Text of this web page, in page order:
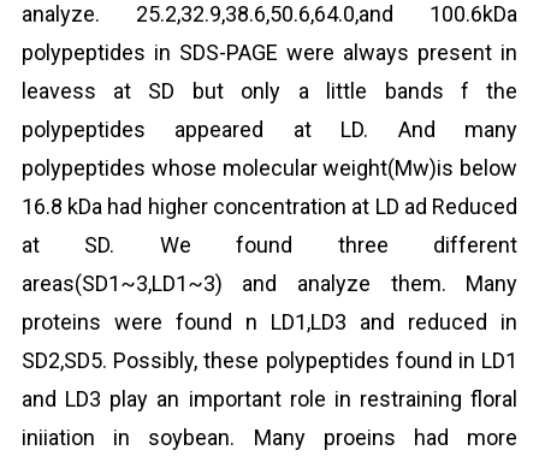
analyze. 25.2,32.9,38.6,50.6,64.0,and 100.6kDa
polypeptides in SDS-PAGE were always present in
leavess at SD but only a little bands f the
polypeptides appeared at LD. And many
polypeptides whose molecular weight(Mw)is below
16.8 kDa had higher concentration at LD ad Reduced
at SD. We found three different
areas(SD1~3,LD1~3) and analyze them. Many
proteins were found n LD1,LD3 and reduced in
SD2,SD5. Possibly, these polypeptides found in LD1
and LD3 play an important role in restraining floral
iniiation in soybean. Many proeins had more